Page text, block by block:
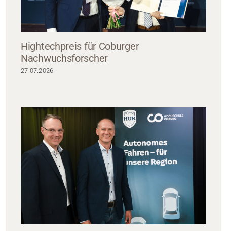
Hightechpreis für Coburger
Nachwuchsforscher
27.07.2026